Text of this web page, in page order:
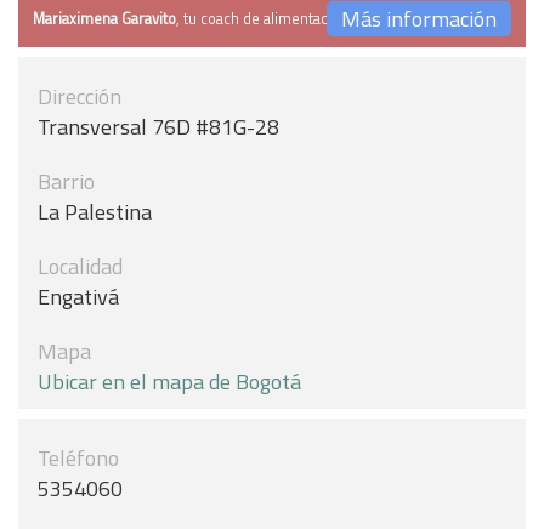
Mariaximena Garavito, tu coach de alimentaciónMás información
Dirección
Transversal 76D #81G-28
Barrio
La Palestina
Localidad
Engativá
Mapa
Ubicar en el mapa de Bogotá
Teléfono
5354060